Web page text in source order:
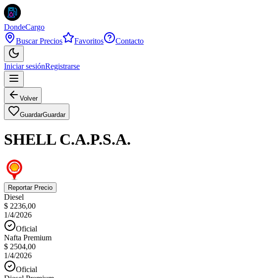
DondeCargo
Buscar Precios
Favoritos Contacto
Iniciar sesiónRegistrarse
Volver
GuardarGuardar
SHELL C.A.P.S.A.
Reportar Precio
Diesel
$ 2236,00
1/4/2026
Oficial
Nafta Premium
$ 2504,00
1/4/2026
Oficial